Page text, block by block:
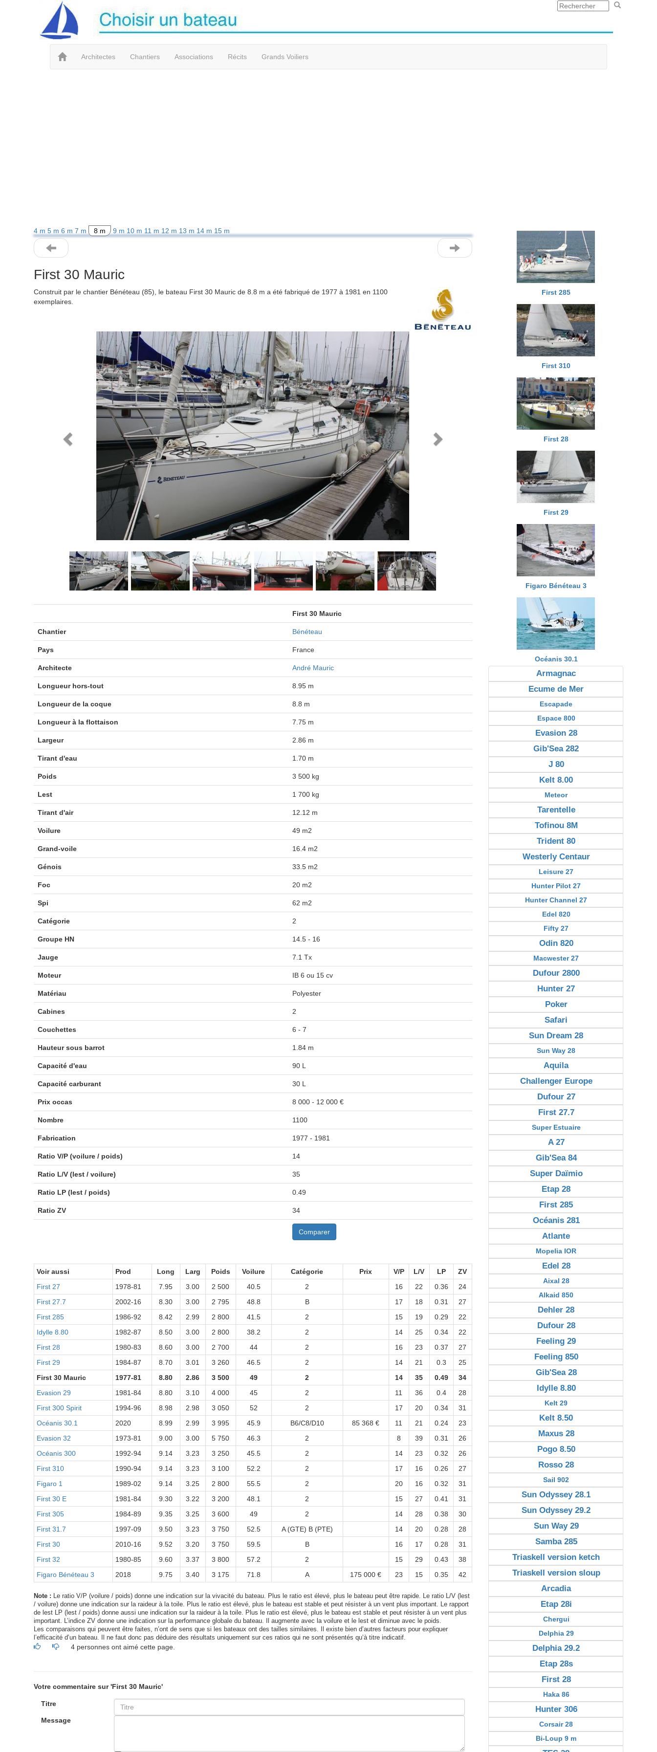
Architectes Chantiers Associations Récits Grands Voiliers
4 m 5 m 6 m 7 m 8 m 9 m 10 m 11 m 12 m 13 m 14 m 15 m
First 30 Mauric
Construit par le chantier Bénéteau (85), le bateau First 30 Mauric de 8.8 m a été fabriqué de 1977 à 1981 en 1100
exemplaires.
Previous
First 30 Mauric
Chantier Bénéteau
Pays France
Architecte André Mauric
Longueur hors-tout 8.95 m
Longueur de la coque 8.8 m
Longueur à la flottaison 7.75 m
Largeur 2.86 m
Tirant d'eau 1.70 m
Poids 3 500 kg
Lest 1 700 kg
Tirant d'air 12.12 m
Voilure 49 m2
Grand-voile 16.4 m2
Génois 33.5 m2
Foc 20 m2
Spi 62 m2
Catégorie 2
Groupe HN 14.5 - 16
Jauge 7.1 Tx
Moteur IB 6 ou 15 cv
Matériau Polyester
Cabines 2
Couchettes 6 - 7
Hauteur sous barrot 1.84 m
Capacité d'eau 90 L
Capacité carburant 30 L
Prix occas 8 000 - 12 000 €
Nombre 1100
Fabrication 1977 - 1981
Ratio V/P (voilure / poids) 14
Ratio L/V (lest / voilure) 35
Ratio LP (lest / poids) 0.49
Ratio ZV 34
Comparer
Voir aussi Prod Long Larg Poids Voilure Catégorie Prix V/P L/V LP
ZV
First 27
1978-81 7.95 3.00 2 500 40.5 2 16 22 0.36
24
First 27.7
2002-16 8.30 3.00 2 795 48.8 B 17 18 0.31
27
First 285
1986-92 8.42 2.99 2 800 41.5 2 15 19 0.29
22
Idylle 8.80
1982-87 8.50 3.00 2 800 38.2 2 14 25 0.34
22
First 28
1980-83 8.60 3.00 2 700 44 2 16 23 0.37
27
First 29
1984-87 8.70 3.01 3 260 46.5 2 14 21 0.3
25
First 30 Mauric
1977-81 8.80 2.86 3 500 49 2 14 35 0.49
34
Evasion 29
1981-84 8.80 3.10 4 000 45 2 11 36 0.4
28
First 300 Spirit
1994-96 8.98 2.98 3 050 52 2 17 20 0.34
31
Océanis 30.1
2020 8.99 2.99 3 995 45.9 B6/C8/D10 85 368 € 11 21 0.24
23
Evasion 32
1973-81 9.00 3.00 5 750 46.3 2 8 39 0.31
26
Océanis 300
1992-94 9.14 3.23 3 250 45.5 2 14 23 0.32
26
First 310
1990-94 9.14 3.23 3 100 52.2 2 17 16 0.26
27
Figaro 1
1989-02 9.14 3.25 2 800 55.5 2 20 16 0.32
31
First 30 E
1981-84 9.30 3.22 3 200 48.1 2 15 27 0.41
31
First 305
1984-89 9.35 3.25 3 600 49 2 14 28 0.38
30
First 31.7
1997-09 9.50 3.23 3 750 52.5 A (GTE) B (PTE) 14 20 0.28
28
First 30
2010-16 9.52 3.20 3 750 59.5 B 16 17 0.28
31
First 32
1980-85 9.60 3.37 3 800 57.2 2 15 29 0.43
38
Figaro Bénéteau 3
2018 9.75 3.40 3 175 71.8 A 175 000 € 23 15 0.35 42
Note : Le ratio V/P (voilure / poids) donne une indication sur la vivacité du bateau. Plus le ratio est élevé, plus le bateau peut être rapide. Le ratio L/V (lest
/ voilure) donne une indication sur la raideur à la toile. Plus le ratio est élevé, plus le bateau est stable et peut résister à un vent plus important. Le rapport
de lest LP (lest / poids) donne aussi une indication sur la raideur à la toile. Plus le ratio est élevé, plus le bateau est stable et peut résister à un vent plus
important. L’indice ZV donne une indication sur la performance globale du bateau. Il augmente avec la voilure et le lest et diminue avec le poids.
Les comparaisons qui peuvent être faites, n’ont de sens que si les bateaux ont des tailles similaires. Il existe bien d’autres facteurs pour expliquer
l’efficacité d’un bateau. Il ne faut donc pas déduire des résultats uniquement sur ces ratios qui ne sont présentés qu’à titre indicatif.
4 personnes ont aimé cette page.
Votre commentaire sur 'First 30 Mauric'
Titre
Message
First 285
First 310
First 28
First 29
Figaro Bénéteau 3
Océanis 30.1
Armagnac
Ecume de Mer
Escapade
Espace 800
Evasion 28
Gib'Sea 282
J 80
Kelt 8.00
Meteor
Tarentelle
Tofinou 8M
Trident 80
Westerly Centaur
Leisure 27
Hunter Pilot 27
Hunter Channel 27
Edel 820
Fifty 27
Odin 820
Macwester 27
Dufour 2800
Hunter 27
Poker
Safari
Sun Dream 28
Sun Way 28
Aquila
Challenger Europe
Dufour 27
First 27.7
Super Estuaire
A 27
Gib'Sea 84
Super Daïmio
Etap 28
First 285
Océanis 281
Atlante
Mopelia IOR
Edel 28
Aixal 28
Alkaid 850
Dehler 28
Dufour 28
Feeling 29
Feeling 850
Gib'Sea 28
Idylle 8.80
Kelt 29
Kelt 8.50
Maxus 28
Pogo 8.50
Rosso 28
Sail 902
Sun Odyssey 28.1
Sun Odyssey 29.2
Sun Way 29
Samba 285
Triaskell version ketch
Triaskell version sloup
Arcadia
Etap 28i
Chergui
Delphia 29
Delphia 29.2
Etap 28s
First 28
Haka 86
Hunter 306
Corsair 28
Bi-Loup 9 m